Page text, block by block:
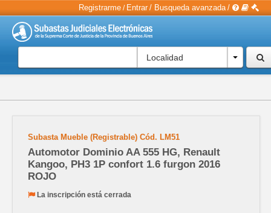
Registrarme / Entrar / Busqueda avanzada /
Localidad
Subasta Mueble (Registrable) Cód. LM51
Automotor Dominio AA 555 HG, Renault
Kangoo, PH3 1P confort 1.6 furgon 2016
ROJO
La inscripción está cerrada